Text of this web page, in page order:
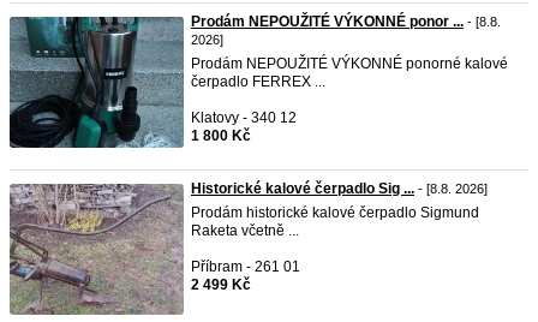
Prodám NEPOUŽITÉ VÝKONNÉ ponor ... - [8.8.
2026]
Prodám NEPOUŽITÉ VÝKONNÉ ponorné kalové
čerpadlo FERREX ...
Klatovy - 340 12
1 800 Kč
Historické kalové čerpadlo Sig ... - [8.8. 2026]
Prodám historické kalové čerpadlo Sigmund
Raketa včetně ...
Příbram - 261 01
2 499 Kč